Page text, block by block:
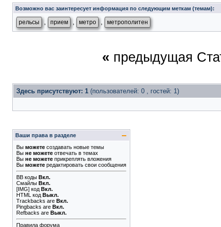
Возможно вас заинтересует информация по следующим меткам (темам):
рельсы прием метро метрополитен
« предыдущая
Здесь присутствуют: 1 (пользователей: 0 , гостей: 1)
Ваши права в разделе
Вы можете создавать новые темы
Вы не можете отвечать в темах
Вы не можете прикреплять вложения
Вы можете редактировать свои сообщения
BB коды Вкл.
Смайлы Вкл.
[IMG] код Вкл.
HTML код Выкл.
Trackbacks are Вкл.
Pingbacks are Вкл.
Refbacks are Выкл.
Правила форума